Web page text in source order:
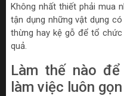
Không nhất thiết phải mua
tận dụng những vật dụng
thừng hay kệ gỗ để tổ
quả.
Làm thế nào
làm việc luôn